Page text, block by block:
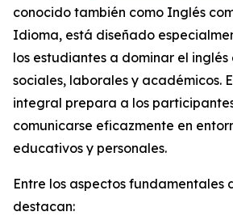
conocido también como Inglés
Idioma, está diseñado
los estudiantes a dominar el inglés
sociales, laborales y académicos.
integral prepara a los
comunicarse eficazmente en
educativos y personales.
Entre los aspectos fundamentales
destacan: